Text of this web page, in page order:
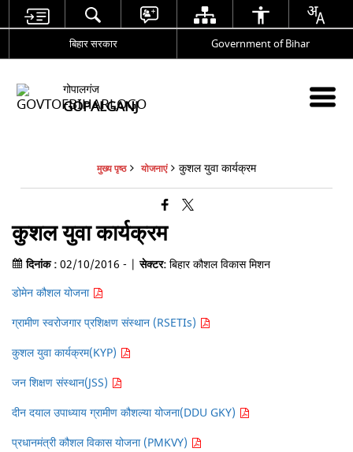
बिहार सरकार Government of Bihar
गोपालगंज
GOPALGANJ
मुख्य पृष्ठ योजनाएं कुशल युवा कार्यक्रम
कुशल युवा कार्यक्रम
दिनांक :02/10/2016 - |सेक्टर:बिहार कौशल विकास मिशन
डोमेन कौशल योजना
ग्रामीण स्वरोजगार प्रशिक्षण संस्थान (RSETIs)
कुशल युवा कार्यक्रम(KYP)
जन शिक्षण संस्थान(JSS)
दीन दयाल उपाध्याय ग्रामीण कौशल्या योजना(DDU GKY)
प्रधानमंत्री कौशल विकास योजना (PMKVY)